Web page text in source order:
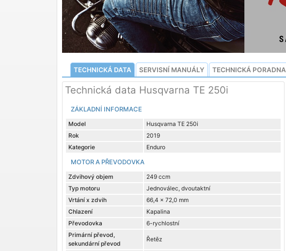
TECHNICKÁ DATA SERVISNÍ MANUÁLY TECHNICKÁ PORADNA
Technická data Husqvarna TE 250i
ZÁKLADNÍ INFORMACE
Model
Husqvarna TE 250i
Rok
2019
Kategorie
Enduro
MOTOR A PŘEVODOVKA
Zdvihový objem
249 ccm
Typ motoru
Jednoválec, dvoutaktní
Vrtání x zdvih
66,4 x 72,0 mm
Chlazení
Kapalina
Převodovka
6-rychlostní
Primární převod,
sekundární převod
Řetěz